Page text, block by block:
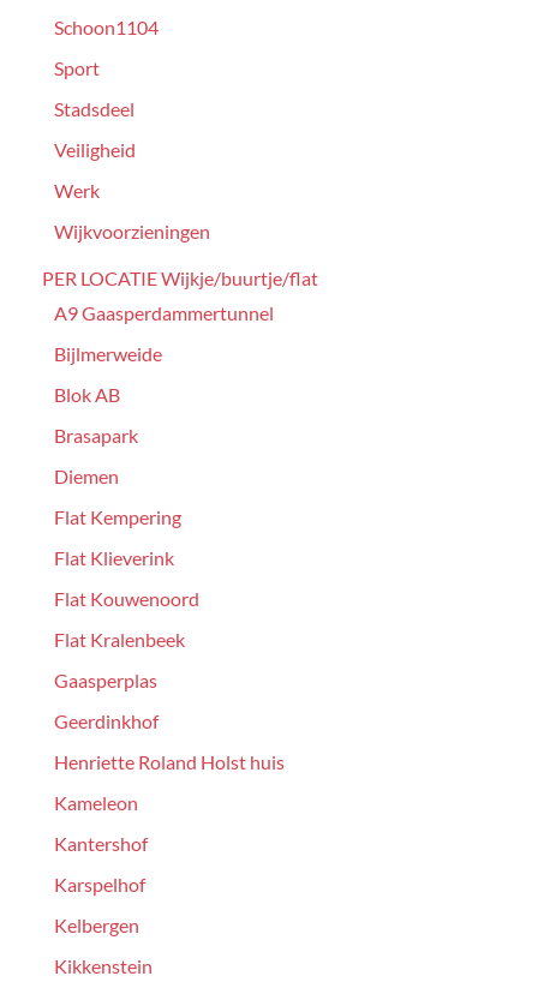
Schoon1104
Sport
Stadsdeel
Veiligheid
Werk
Wijkvoorzieningen
PER LOCATIE Wijkje/buurtje/flat
A9 Gaasperdammertunnel
Bijlmerweide
Blok AB
Brasapark
Diemen
Flat Kempering
Flat Klieverink
Flat Kouwenoord
Flat Kralenbeek
Gaasperplas
Geerdinkhof
Henriette Roland Holst huis
Kameleon
Kantershof
Karspelhof
Kelbergen
Kikkenstein